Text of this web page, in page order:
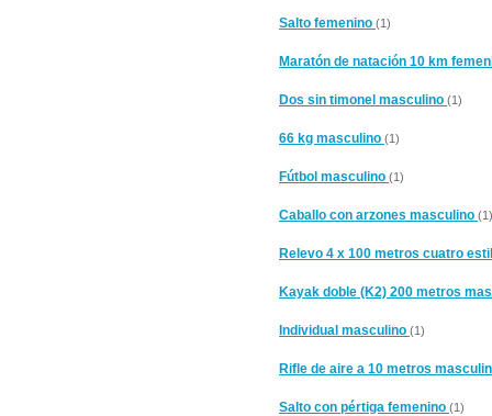
Salto femenino (1)
Maratón de natación 10 km
Dos sin timonel masculino (1)
66 kg masculino (1)
Fútbol masculino (1)
Caballo con arzones masculino (1)
Relevo 4 x 100 metros cuatro
Kayak doble (K2) 200 metros
Individual masculino (1)
Rifle de aire a 10 metros
Salto con pértiga femenino (1)